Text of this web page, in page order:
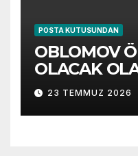
POSTA KUTUSUNDAN
OBLOMOV
OLACAK
23 TEMMUZ 2026